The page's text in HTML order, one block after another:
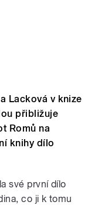
Lacková v knize
přibližuje
Romů na
knihy dílo
své první dílo
co ji k tomu